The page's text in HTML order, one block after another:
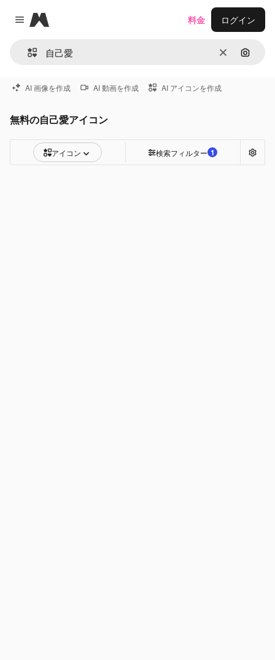
Close menu
Magnific
消去 画像で
料金 ログイン
AI 画像を作成 AI 動画を作成 AI アイコンを作成
無料の自己愛アイコン
アイコン 検索フィルター 1